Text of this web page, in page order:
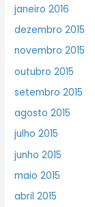
janeiro 2016
dezembro 2015
novembro 2015
outubro 2015
setembro 2015
agosto 2015
julho 2015
junho 2015
maio 2015
abril 2015